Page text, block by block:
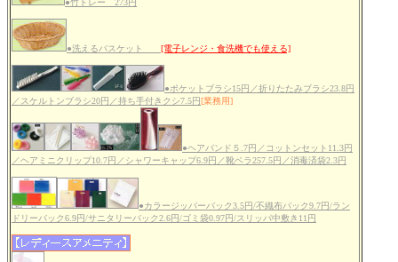
●竹トレー 273円
●洗えるバスケット [電子レンジ・食洗機でも使える]
●ポケットブラシ15円／折りたたみブラシ23.8円
／スケルトンブラシ20円／持ち手付きクシ7.5円[業務用]
●ヘアバンド５.7円／コットンセット11.3円
／ヘアミニクリップ10.7円／シャワーキャップ6.9円／靴ベラ257.5円／消毒済袋2.3円
●カラージッパーバック3.5円/不織布バック9.7円/ラン
ドリーバック6.9円/サニタリーバック2.6円/ゴミ袋0.97円/スリッパ中敷き11円